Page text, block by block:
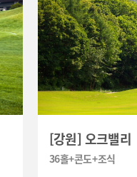
[강원] 오크밸리
36홀+콘도+조식